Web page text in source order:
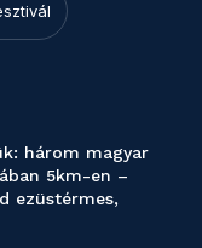
három magyar
5km-en –
ezüstérmes,